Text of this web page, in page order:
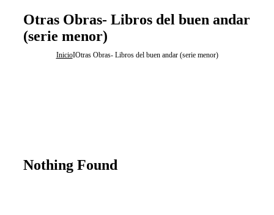
Otras Obras- Libros del buen andar
(serie menor)
InicioIOtras Obras- Libros del buen andar (serie menor)
Nothing Found